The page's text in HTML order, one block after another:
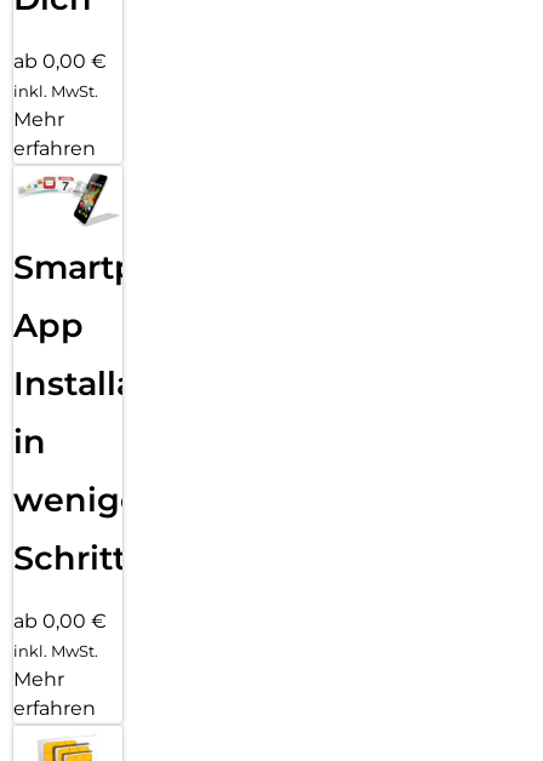
ab 0,00 €
inkl. MwSt.
Mehr
erfahren
Smartphone
App
Installation
in
wenigen
Schritten
ab 0,00 €
inkl. MwSt.
Mehr
erfahren